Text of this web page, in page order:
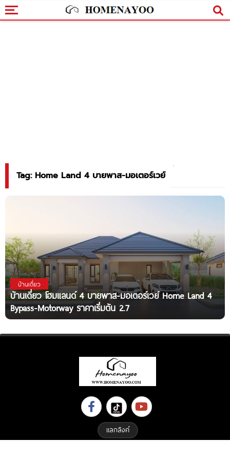
Tag: Home Land 4 บายพาส-มอเตอร์เวย์
บ้านเดี่ยว
บ้านเดี่ยว โฮมแลนด์ 4 บายพาส-มอเตอร์เวย์ Home Land 4
Bypass-Motorway ราคาเริ่มต้น 2.7
แลกลิงค์